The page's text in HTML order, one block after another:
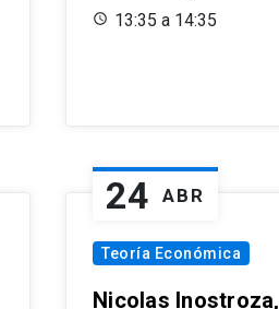
13:35 a 14:35
24 ABR
Teoría Económica
Nicolas Inostroza,